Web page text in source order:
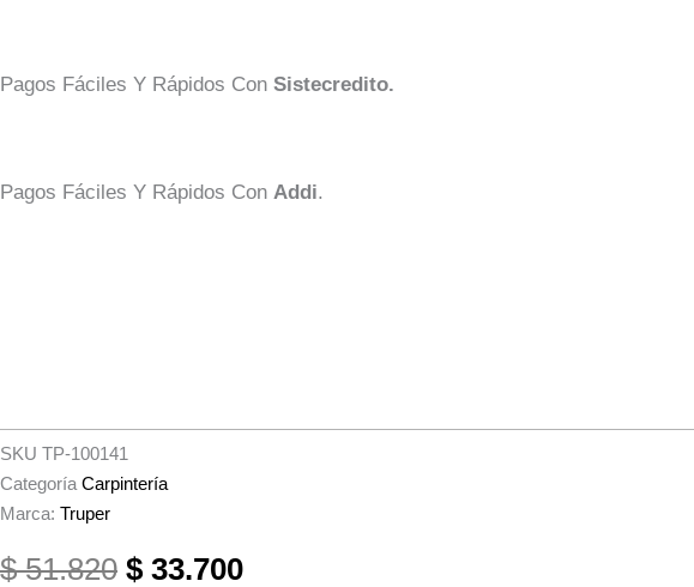
Pagos Fáciles Y Rápidos Con Sistecredito.
Pagos Fáciles Y Rápidos Con Addi.
SKU TP-100141
Categoría Carpintería
Marca: Truper
$51.820 El
$ 33.700El